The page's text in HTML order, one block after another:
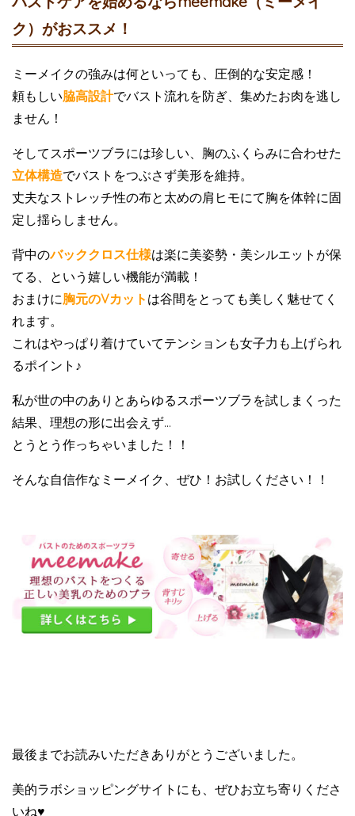
ク）がおススメ！
ミーメイクの強みは何といっても、圧倒的な安定感！
頼もしい脇高設計でバスト流れを防ぎ、集めたお肉を逃し
ません！
そしてスポーツブラには珍しい、胸のふくらみに合わせた
立体構造でバストをつぶさず美形を維持。
丈夫なストレッチ性の布と太めの肩ヒモにて胸を体幹に固
定し揺らしません。
背中のバッククロス仕様は楽に美姿勢・美シルエットが保
てる、という嬉しい機能が満載！
おまけに胸元のVカット は谷間をとっても美しく魅せてく
れます。
これはやっぱり着けていてテンションも女子力も上げられ
るポイント♪
私が世の中のありとあらゆるスポーツブラを試しまくった
結果、理想の形に出会えず…
とうとう作っちゃいました！！
そんな自信作なミーメイク、ぜひ！お試しください！！
最後までお読みいただきありがとうございました。
美的ラボショッピングサイトにも、ぜひお立ち寄りくださ
いね♥